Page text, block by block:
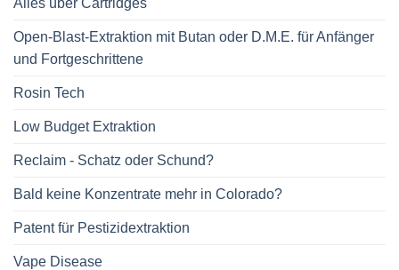
Open-Blast-Extraktion mit Butan oder D.M.E. für Anfänger
und Fortgeschrittene
Rosin Tech
Low Budget Extraktion
Reclaim - Schatz oder Schund?
Bald keine Konzentrate mehr in Colorado?
Patent für Pestizidextraktion
Vape Disease